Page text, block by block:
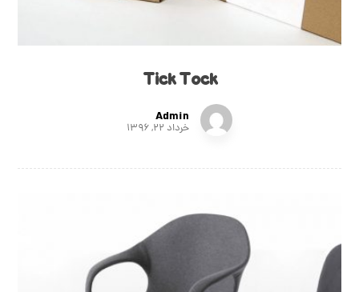
Tick Tock
Admin
خرداد ۲۲, ۱۳۹۶